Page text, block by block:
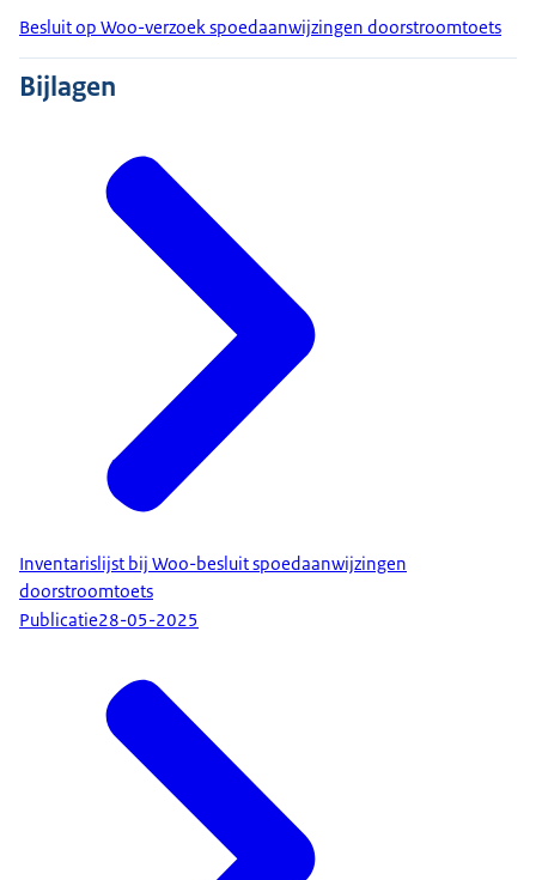
Besluit op Woo-verzoek spoedaanwijzingen doorstroomtoets
Bijlagen
Inventarislijst bij Woo-besluit spoedaanwijzingen
doorstroomtoets
Publicatie28-05-2025